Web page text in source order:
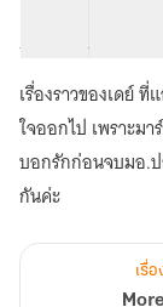
จำนวนคำ จำนวนหน้
เรื่องราวของเดย์
ใจออกไป เพราะม
บอกรักก่อนจบมอ.ป
กันค่ะ
เรื่